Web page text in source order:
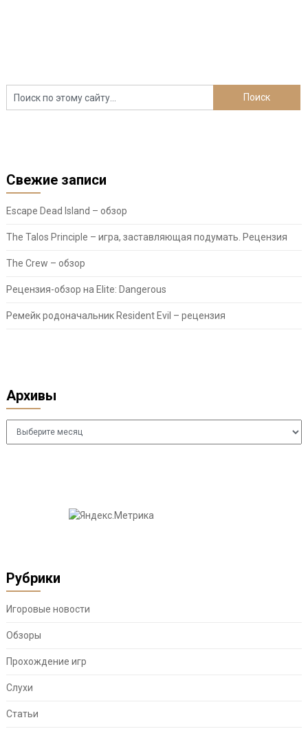
Свежие записи
Escape Dead Island – обзор
The Talos Principle – игра, заставляющая подумать. Рецензия
The Crew – обзор
Рецензия-обзор на Elite: Dangerous
Ремейк родоначальник Resident Evil – рецензия
Архивы
Архивы
Рубрики
Игоровые новости
Обзоры
Прохождение игр
Слухи
Статьи